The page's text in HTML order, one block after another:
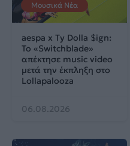
Μουσικά Νέα
aespa x Ty Dolla $ign:
Το «Switchblade»
απέκτησε music video
μετά την έκπληξη στο
Lollapalooza
06.08.2026